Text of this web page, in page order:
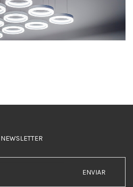
NEWSLETTER
ENVIAR